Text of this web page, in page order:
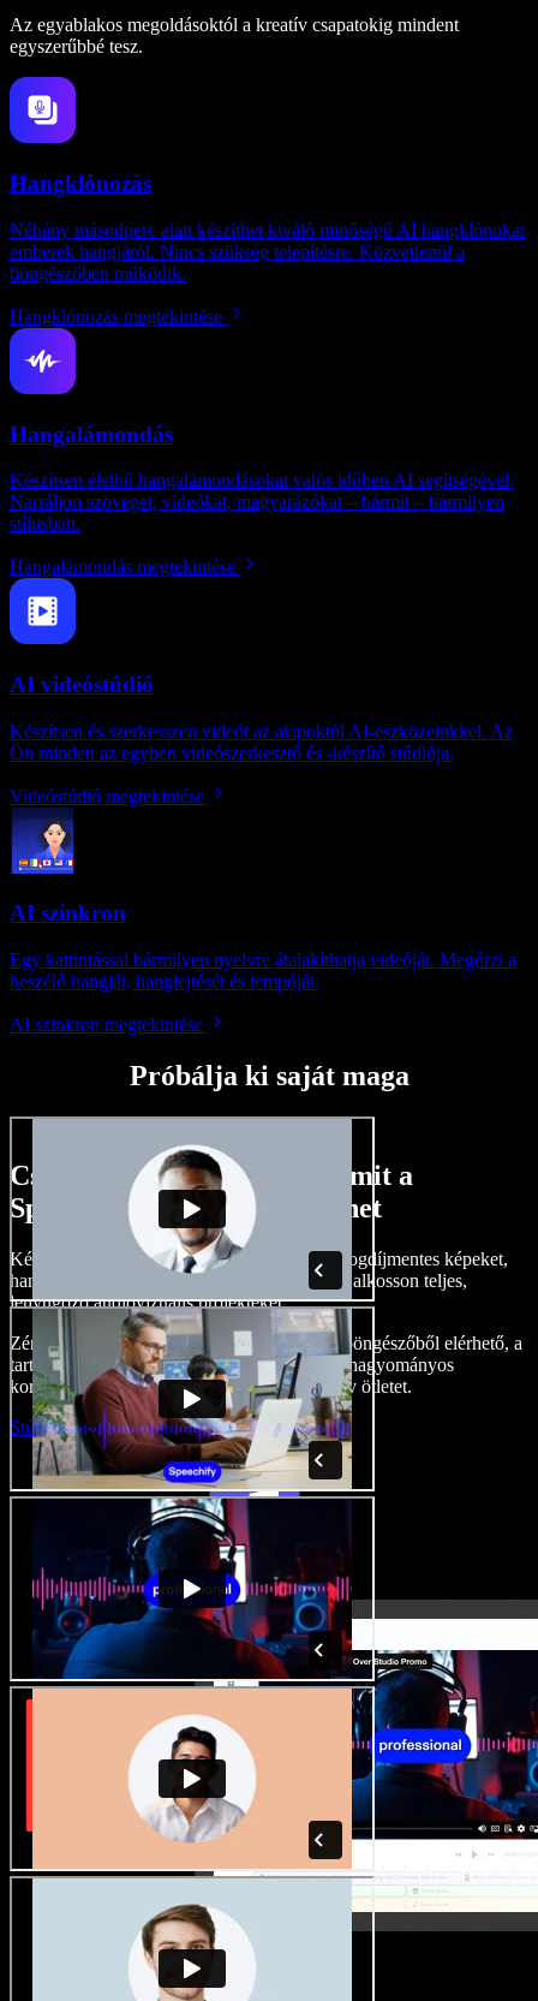
Az egyablakos megoldásoktól a kreatív csapatokig mindent
egyszerűbbé tesz.
Hangklónozás
Néhány másodperc alatt készíthet kiváló minőségű AI hangklónokat
emberek hangjáról. Nincs szükség telepítésre. Közvetlenül a
böngészőben működik.
Hangklónozás megtekintése
Hangalámondás
Készítsen élethű hangalámondásokat valós időben AI segítségével.
Narráljon szöveget, videókat, magyarázókat – bármit – bármilyen
stílusban.
Hangalámondás megtekintése
AI videóstúdió
Készítsen és szerkesszen videót az alapoktól AI-eszközeinkkel. Az
Ön minden az egyben videószerkesztő és -készítő stúdiója.
Videóstúdió megtekintése
AI szinkron
Egy kattintással bármilyen nyelvre átalakíthatja videóját. Megőrzi a
beszélő hangját, hanglejtését és tempóját.
AI szinkron megtekintése
Próbálja ki saját maga
Csak egy kis ízelítő abból, amit a
Speechify Studio-val megtehet
Készítsen hangalámondásokat, adjon hozzá jogdíjmentes képeket,
hangokat, videókat, klónozza le a hangját, és alkosson teljes,
lenyűgöző audiovizuális projekteket.
Zéró tanulási görbével, és mindennel, ami a böngészőből elérhető, a
tartalomgyártók maguk mögött hagyhatják a hagyományos
korlátokat, és életre kelthetnek minden kreatív ötletet.
Stúdió indítása